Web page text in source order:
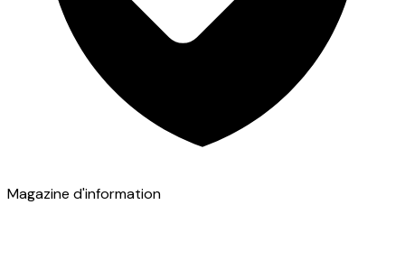
Magazine d'information